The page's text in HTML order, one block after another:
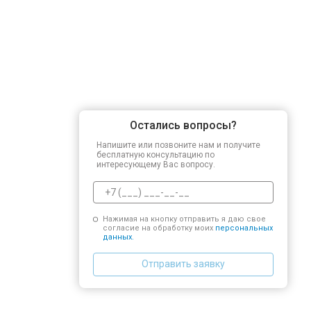
Остались вопросы?
Напишите или позвоните нам и получите
бесплатную консультацию по
интересующему Вас вопросу.
Нажимая на кнопку отправить я даю свое
согласие на обработку моих персональных
данных.
Отправить заявку